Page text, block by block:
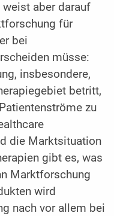
aber darauf
für
bei
müsse:
insbesondere,
betritt,
zu
die Marktsituation
gibt es, was
Marktforschung
wird
nach vor allem bei